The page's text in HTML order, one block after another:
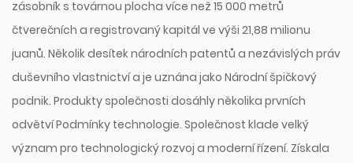
zásobník s továrnou plocha více než 15 000 metrů
čtverečních a registrovaný kapitál ve výši 21,88 milionu
juanů. Několik desítek národních patentů a nezávislých práv
duševního vlastnictví a je uznána jako Národní špičkový
podnik. Produkty společnosti dosáhly několika prvních
odvětví Podmínky technologie. Společnost klade velký
význam pro technologický rozvoj a moderní řízení. Získala